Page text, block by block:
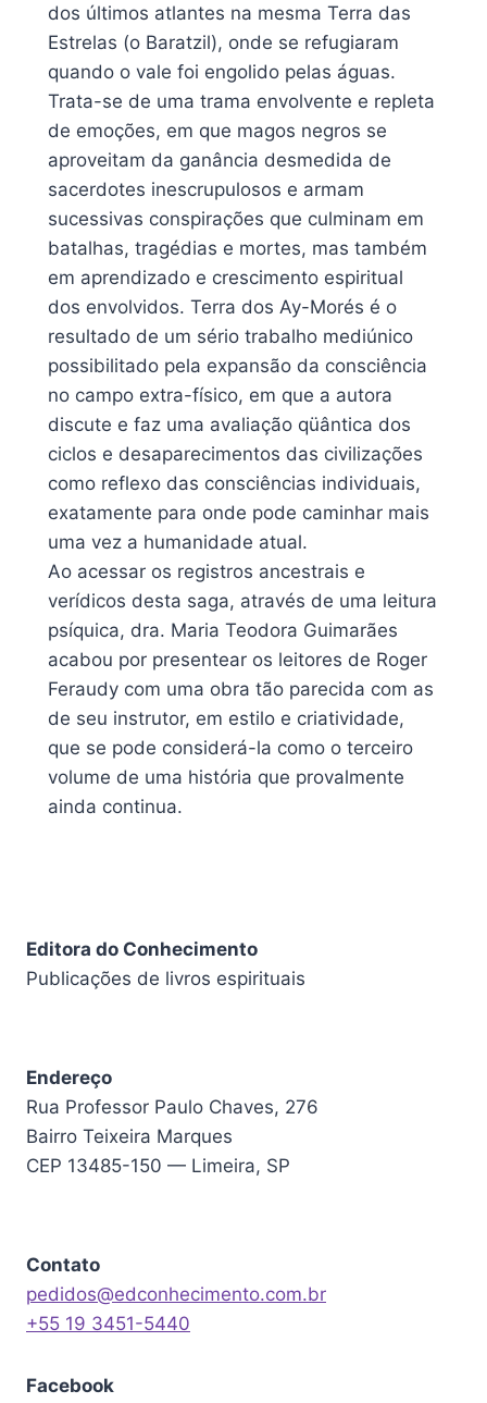
dos últimos atlantes na mesma Terra das
Estrelas (o Baratzil), onde se refugiaram
quando o vale foi engolido pelas águas.
Trata-se de uma trama envolvente e repleta
de emoções, em que magos negros se
aproveitam da ganância desmedida de
sacerdotes inescrupulosos e armam
sucessivas conspirações que culminam em
batalhas, tragédias e mortes, mas também
em aprendizado e crescimento espiritual
dos envolvidos. Terra dos Ay-Morés é o
resultado de um sério trabalho mediúnico
possibilitado pela expansão da consciência
no campo extra-físico, em que a autora
discute e faz uma avaliação qüântica dos
ciclos e desaparecimentos das civilizações
como reflexo das consciências individuais,
exatamente para onde pode caminhar mais
uma vez a humanidade atual.
Ao acessar os registros ancestrais e
verídicos desta saga, através de uma leitura
psíquica, dra. Maria Teodora Guimarães
acabou por presentear os leitores de Roger
Feraudy com uma obra tão parecida com as
de seu instrutor, em estilo e criatividade,
que se pode considerá-la como o terceiro
volume de uma história que provalmente
ainda continua.
Editora do Conhecimento
Publicações de livros espirituais
Endereço
Rua Professor Paulo Chaves, 276
Bairro Teixeira Marques
CEP 13485-150 — Limeira, SP
Contato
pedidos@edconhecimento.com.br
+55 19 3451-5440
Facebook